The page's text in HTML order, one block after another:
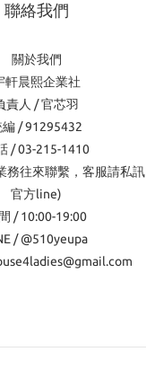
聯絡我們
關於我們
軒晨熙企業社
責人 / 官芯羽
編 / 91295432
/ 03-215-1410
務往來聯繫，客服請私訊
官方line)
/ 10:00-19:00
/ @510yeupa